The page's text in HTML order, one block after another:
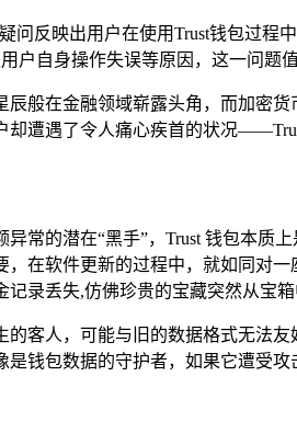
问反映出用户在使用Trust钱包过
户自身操作失误等原因，这一问题
辰般在金融领域崭露头角，而加密
遭遇了令人痛心疾首的状况
常的潜在“黑手”，Trust 钱包本
在软件更新的过程中，就如同对
录丢失,仿佛珍贵的宝藏突然从宝箱
客人，可能与旧的数据格式无法
钱包数据的守护者，如果它遭受